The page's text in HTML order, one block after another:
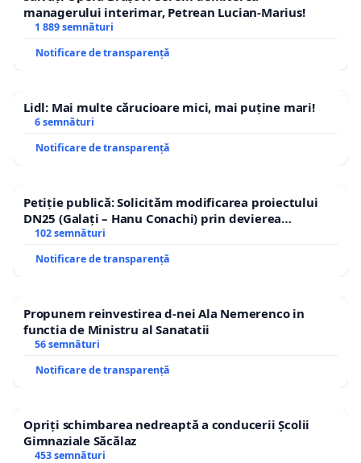
managerului interimar, Petrean Lucian-Marius!
1 889 semnături
Notificare de transparență
Lidl: Mai multe cărucioare mici, mai puține mari!
6 semnături
Notificare de transparență
Petiție publică: Solicităm modificarea proiectului
DN25 (Galați – Hanu Conachi) prin devierea
traseului în afara localităților!
102 semnături
Notificare de transparență
Propunem reinvestirea d-nei Ala Nemerenco in
functia de Ministru al Sanatatii
56 semnături
Notificare de transparență
Opriți schimbarea nedreaptă a conducerii Școlii
Gimnaziale Săcălaz
453 semnături